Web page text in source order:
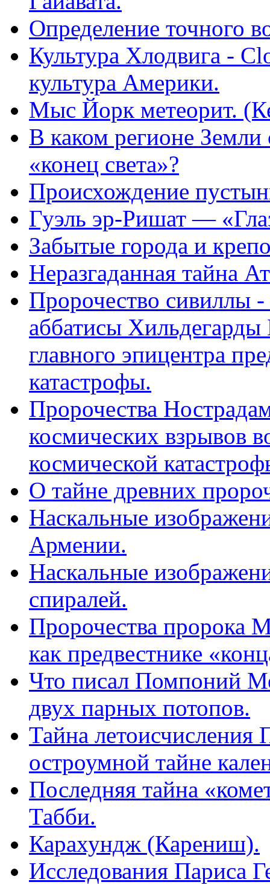
Определение точного
Культура Хлодвига -
культура Америки.
Мыс Йорк метеорит.
В каком регионе Земли
«конец света»?
Происхождение
Гуэль эр-Ришат —
Забытые города и
Неразгаданная тайна
Пророчество сивиллы
аббатисы
главного эпицентра
катастрофы.
Пророчества
космических взрывов
космической
О тайне древних
Наскальные
Армении.
Наскальные
спиралей.
Пророчества пророка
как предвестнике
Что писал Помпоний
двух парных потопов.
Тайна летоисчисления
остроумной тайне
Последняя тайна
Табби.
Карахундж (Карениш).
Исследования Париса